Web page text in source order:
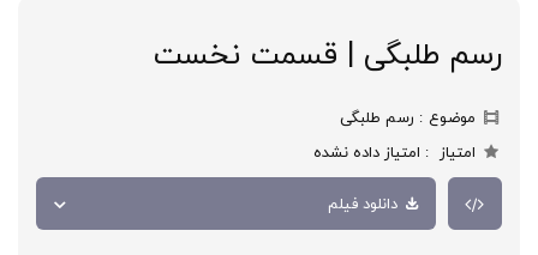
رسم طلبگی | قسمت نخست
موضوع
رسم طلبگی
امتیاز
امتیاز داده نشده
دانلود فیلم